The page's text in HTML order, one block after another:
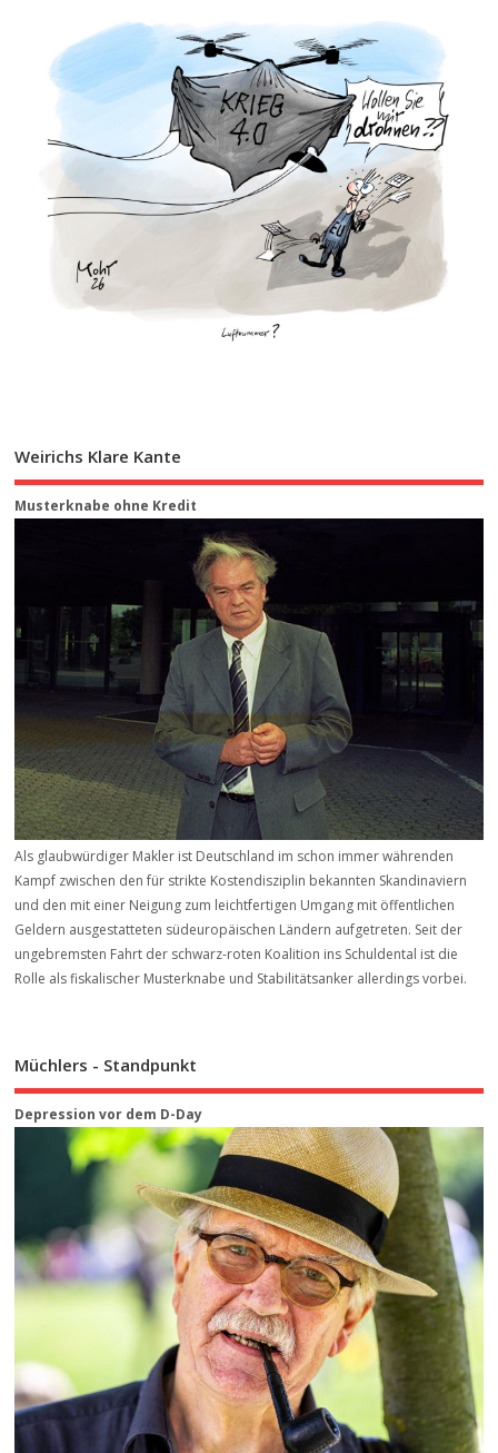
Weirichs Klare Kante
Musterknabe ohne Kredit
Als glaubwürdiger Makler ist Deutschland im schon immer währenden
Kampf zwischen den für strikte Kostendisziplin bekannten Skandinaviern
und den mit einer Neigung zum leichtfertigen Umgang mit öffentlichen
Geldern ausgestatteten südeuropäischen Ländern aufgetreten. Seit der
ungebremsten Fahrt der schwarz-roten Koalition ins Schuldental ist die
Rolle als fiskalischer Musterknabe und Stabilitätsanker allerdings vorbei.
Müchlers - Standpunkt
Depression vor dem D-Day